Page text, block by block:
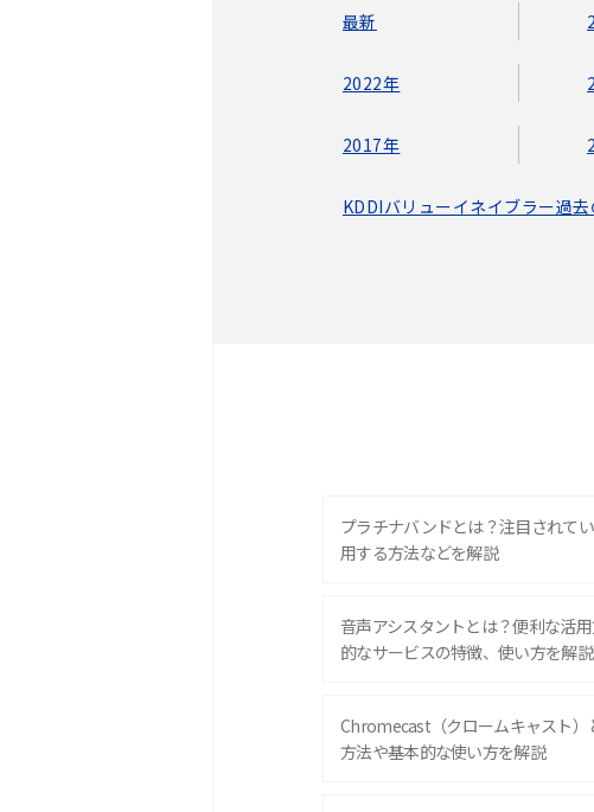
最新
2022年
2017年
KDDIバリューイネイブラー過
プラチナバンドとは？注目されて
用する方法などを解説
音声アシスタントとは？便利な活
的なサービスの特徴、使い方を解説
Chromecast（クロームキャスト）
方法や基本的な使い方を解説